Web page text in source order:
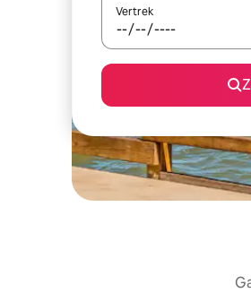
Vertrek